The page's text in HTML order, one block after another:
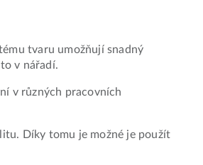
tvaru umožňují snadný
v nářadí.
v různých pracovních
Díky tomu je možné je použít